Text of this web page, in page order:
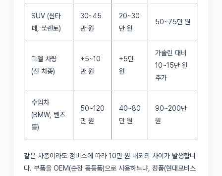
SUV (싼타
페, 쏘렌토)
30~45
만 원
20~30
만 원
50~75만 원
디젤 차량
(전 차종)
+5~10
만 원
+5만
원
가솔린 대비
10~15만 원
추가
수입차
(BMW, 벤츠
등)
50~120
만 원
40~80
만 원
90~200만
원
같은 차종이라도 정비소에 따라 10만 원 내외의 차이가 발생합니
다. 부품을 OEM(순정 동등품)으로 사용하느냐, 정품(현대모비스